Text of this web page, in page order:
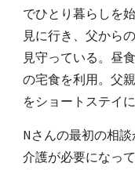
でひとり暮らしを
見に行き、父から
見守っている。昼
の宅食を利用。父
をショートステイ
Nさんの最初の相
介護が必要になっ